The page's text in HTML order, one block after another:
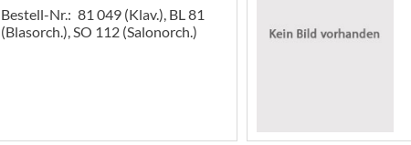
Bestell-Nr.: 81 049 (Klav.), BL 81
(Blasorch.), SO 112 (Salonorch.)